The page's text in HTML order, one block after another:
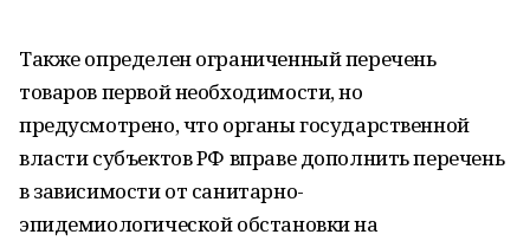
Также определен ограниченный перечень
товаров первой необходимости, но
предусмотрено, что органы государственной
власти субъектов РФ вправе дополнить перечень
в зависимости от санитарно-
эпидемиологической обстановки на